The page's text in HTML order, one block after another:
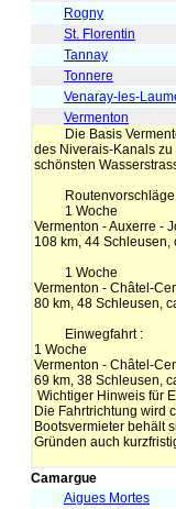
Rogny
St. Florentin
Tannay
Tonnere
Venaray-les-
Vermenton
Die Basis
des Niverais-Kanals
schönsten
Routenvorschläge
1 Woche
Vermenton - Auxerre -
108 km, 44 Schleusen,
1 Woche
Vermenton - Châtel-
80 km, 48 Schleusen,
Einwegfahrt :
1 Woche
Vermenton - Châtel-
69 km, 38 Schleusen,
Wichtiger Hinweis für
Die Fahrtrichtung wird
Bootsvermieter behält
Gründen auch
Camargue
Aigues Mortes